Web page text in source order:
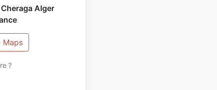
Alger
Maps
?